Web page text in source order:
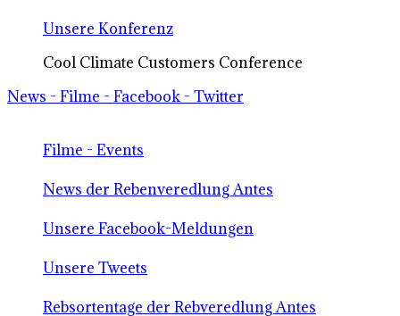
Unsere Konferenz
Cool Climate Customers Conference
News - Filme - Facebook - Twitter
Filme - Events
News der Rebenveredlung Antes
Unsere Facebook-Meldungen
Unsere Tweets
Rebsortentage der Rebveredlung Antes